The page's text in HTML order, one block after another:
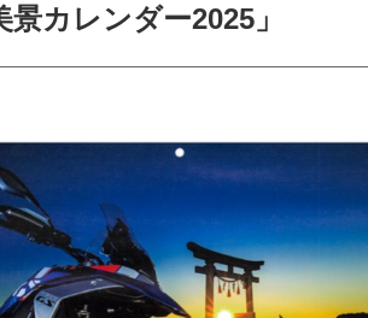
カレンダー2025」